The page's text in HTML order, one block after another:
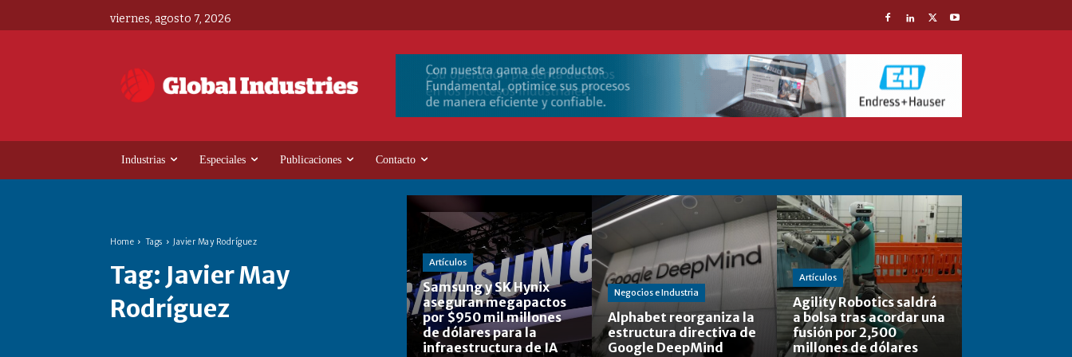
viernes, agosto 7, 2026
Industrias Especiales Publicaciones Contacto
Home Tags Javier May Rodríguez
Tag: Javier May
Rodríguez
Artículos
Samsung y SK Hynix
aseguran megapactos
por $950 mil millones
de dólares para la
infraestructura de IA
Negocios e Industria
Alphabet reorganiza la
estructura directiva de
Google DeepMind
Artículos
Agility Robotics saldrá
a bolsa tras acordar una
fusión por 2,500
millones de dólares